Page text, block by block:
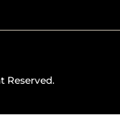
Reserved.